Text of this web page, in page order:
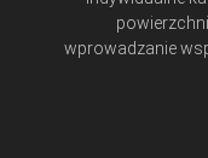
wprowadzanie